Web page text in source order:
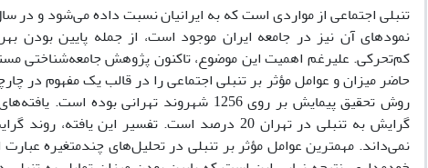
تنبلى اجتماعى از مواردى است که به ایرانیان نسبت داده مى‌شود و در
نمودهاى آن نیز در جامعه ایران موجود است، از جمله پایین بودن
کم‌تحرکى. علیرغم اهمیت این موضوع، تاکنون پژوهش جامعه‌شناختى
حاضر میزان و عوامل مؤثر بر تنبلى اجتماعى را در قالب یک مفهوم در
روش تحقیق پیمایش بر روى 1256 شهروند تهرانى
گرایش به تنبلى در تهران 20 درصد است. تفسیر این
نمى‌داند. مهمترین عوامل مؤثر بر تنبلى در تحلیل‌هاى چندمتغیره